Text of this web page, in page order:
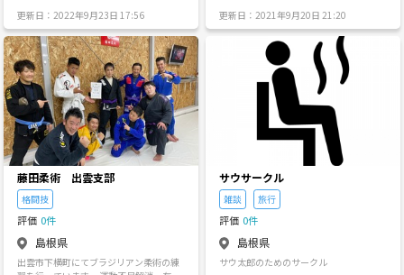
す。 運動不足解消・有酸素運動なのでダ
イエットにも最適です。経験・年齢・性
別全く不問です。 入会金不要で参加費1
回300円、見学・体験随時OKです。 お気
軽にお問い合わせください。
更新日：2022年9月23日 17:56
ん。自分のやりたいことを やっていきま
しょう!!
更新日：2021年9月20日 21:20
藤田柔術 出雲支部
格闘技
評価 0件
島根県
出雲市下横町にてブラジリアン柔術の練
サウサークル
雑談 旅行
評価 0件
島根県
サウ太郎のためのサークル